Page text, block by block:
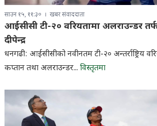
साउन १५, ११:३० खबर संवाददाता
आईसीसी टी-२० वरियतामा अलराउन्डर
दीपेन्द्र
धनगढी: आईसीसीको नवीनतम टी-२० अन्तर्राष्ट्रिय
कप्तान तथा अलराउन्डर... विस्तृतमा